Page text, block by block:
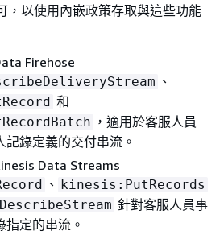
，以使用內嵌政策存取與這些功能
Firehose
、
和
，適用於客服人員
錄定義的交付串流。
Data Streams
、 kinesis:PutRecords
針對客服人員事
定的串流。